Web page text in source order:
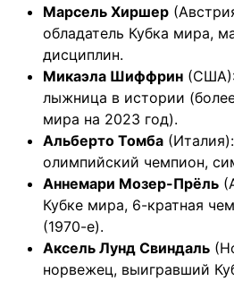
Марсель Хиршер
обладатель Кубка мира,
дисциплин.
Микаэла Шиффрин (США):
лыжница в истории
мира на 2023 год).
Альберто Томба
олимпийский чемпион,
Аннемари Мозер-Прёль
Кубке мира, 6-кратная
(1970-е).
Аксель Лунд Свиндаль
норвежец, выигравший